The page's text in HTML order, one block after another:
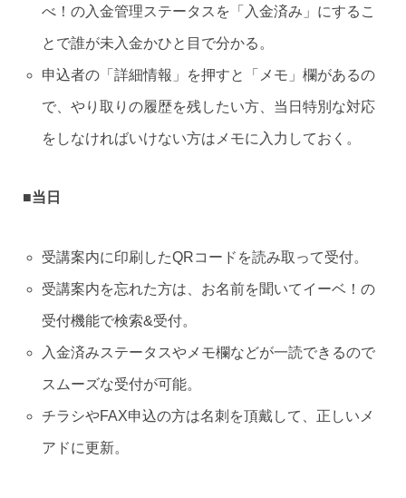
べ！の入金管理ステータスを「入金済み」にするこ
とで誰が未入金かひと目で分かる。
申込者の「詳細情報」を押すと「メモ」欄があるの
で、やり取りの履歴を残したい方、当日特別な対応
をしなければいけない方はメモに入力しておく。
■当日
受講案内に印刷したQRコードを読み取って受付。
受講案内を忘れた方は、お名前を聞いてイーベ！の
受付機能で検索&受付。
入金済みステータスやメモ欄などが一読できるので
スムーズな受付が可能。
チラシやFAX申込の方は名刺を頂戴して、正しいメ
アドに更新。